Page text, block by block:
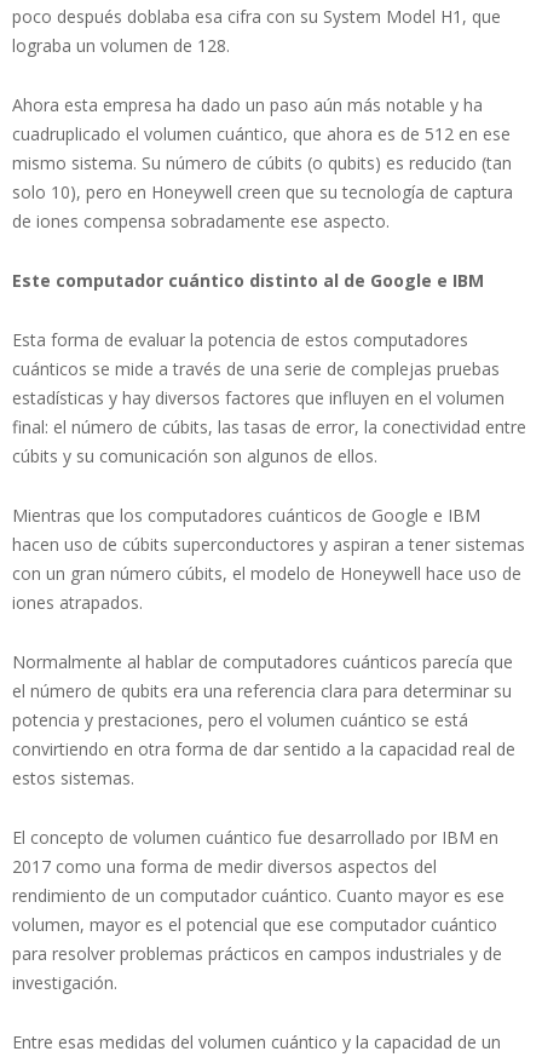
poco después doblaba esa cifra con su System Model H1, que
lograba un volumen de 128.
Ahora esta empresa ha dado un paso aún más notable y ha
cuadruplicado el volumen cuántico, que ahora es de 512 en ese
mismo sistema. Su número de cúbits (o qubits) es reducido (tan
solo 10), pero en Honeywell creen que su tecnología de captura
de iones compensa sobradamente ese aspecto.
Este computador cuántico distinto al de Google e IBM
Esta forma de evaluar la potencia de estos computadores
cuánticos se mide a través de una serie de complejas pruebas
estadísticas y hay diversos factores que influyen en el volumen
final: el número de cúbits, las tasas de error, la conectividad entre
cúbits y su comunicación son algunos de ellos.
Mientras que los computadores cuánticos de Google e IBM
hacen uso de cúbits superconductores y aspiran a tener sistemas
con un gran número cúbits, el modelo de Honeywell hace uso de
iones atrapados.
Normalmente al hablar de computadores cuánticos parecía que
el número de qubits era una referencia clara para determinar su
potencia y prestaciones, pero el volumen cuántico se está
convirtiendo en otra forma de dar sentido a la capacidad real de
estos sistemas.
El concepto de volumen cuántico fue desarrollado por IBM en
2017 como una forma de medir diversos aspectos del
rendimiento de un computador cuántico. Cuanto mayor es ese
volumen, mayor es el potencial que ese computador cuántico
para resolver problemas prácticos en campos industriales y de
investigación.
Entre esas medidas del volumen cuántico y la capacidad de un